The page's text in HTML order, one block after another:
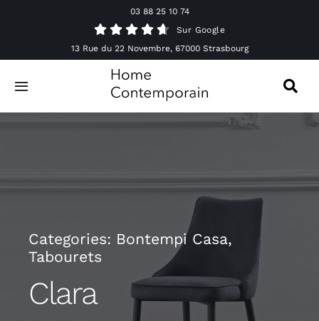
03 88 25 10 74
Sur Google
13 Rue du 22 Novembre, 67000 Strasbourg
Toggle
Navigation
Accessoires & Décorations
Offres spéciales
Categories: Bontempi Casa,
Tabourets
Clara